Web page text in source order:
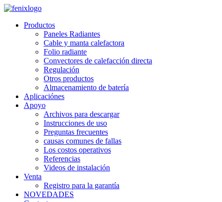
Skip to main content
Productos
Paneles Radiantes
Cable y manta calefactora
Folio radiante
Convectores de calefacción directa
Regulación
Otros productos
Almacenamiento de batería
Aplicaciónes
Apoyo
Archivos para descargar
Instrucciones de uso
Preguntas frecuentes
causas comunes de fallas
Los costos operativos
Referencias
Videos de instalación
Venta
Registro para la garantía
NOVEDADES